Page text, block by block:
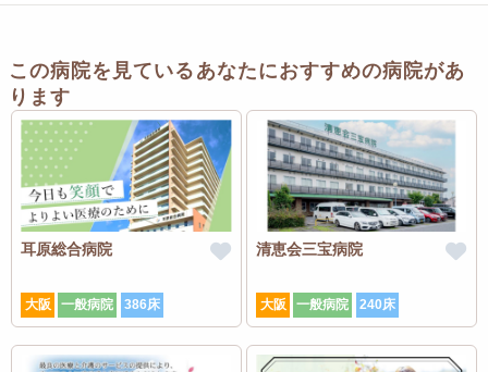
この病院を見ているあなたにおすすめの病院があ
ります
耳原総合病院
大阪 一般病院 386床
清恵会三宝病院
大阪 一般病院 240床